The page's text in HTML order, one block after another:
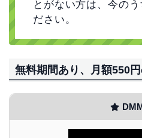
とがない方は、今の
ださい。
無料期間あり、月額550